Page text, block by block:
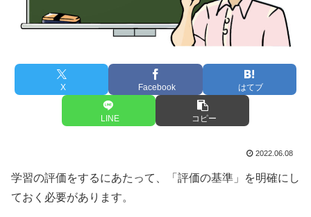
X Facebook はてブ
LINE コピー
2022.06.08
学習の評価をするにあたって、「評価の基準」を明確にし
ておく必要があります。